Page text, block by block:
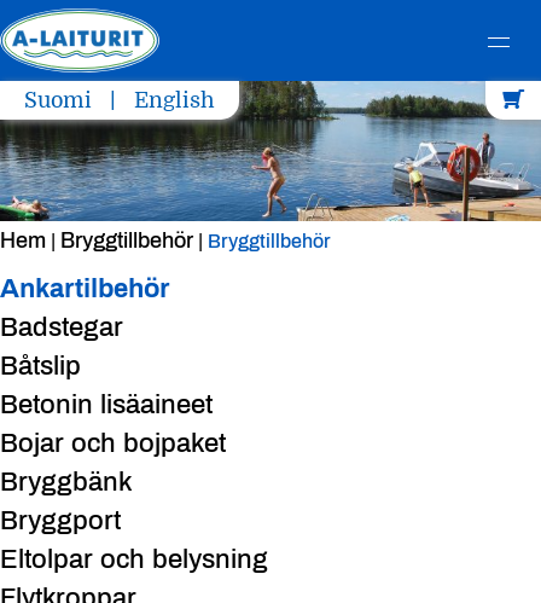
Skip
to
content
Suomi English
Hem Bryggtillbehör Bryggtillbehör
Ankartilbehör
Badstegar
Båtslip
Betonin lisäaineet
Bojar och bojpaket
Bryggbänk
Bryggport
Eltolpar och belysning